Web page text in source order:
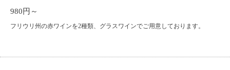
980円～
フリウリ州の赤ワインを2種類、グラスワインでご用意しております。